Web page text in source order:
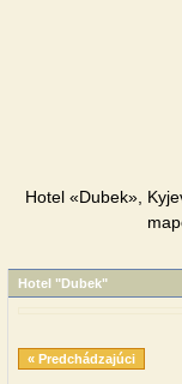
Hotel «Dubek»,
Hotel "Dubek"
« Predchádzajúci